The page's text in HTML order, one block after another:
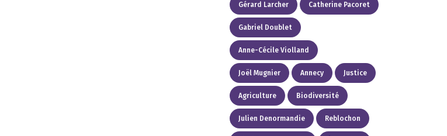
Gérard Larcher Catherine Pacoret
Gabriel Doublet
Anne-Cécile Violland
Joël Mugnier Annecy Justice
Agriculture Biodiversité
Julien Denormandie Reblochon